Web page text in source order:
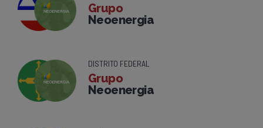
Grupo
Neoenergia
DISTRITO FEDERAL
Grupo
Neoenergia